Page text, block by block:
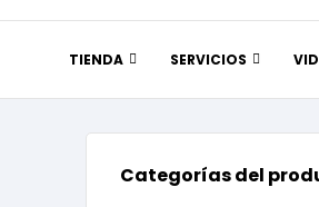
TIENDA SERVICIOS
Categorías del